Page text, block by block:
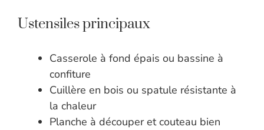
Ustensiles principaux
Casserole à fond épais ou bassine à
confiture
Cuillère en bois ou spatule résistante à
la chaleur
Planche à découper et couteau bien